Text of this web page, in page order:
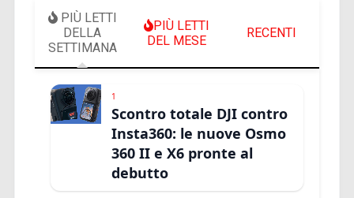
PIÙ LETTI
DELLA
SETTIMANA
PIÙ LETTI
DEL MESE
RECENTI
1
Scontro totale DJI contro
Insta360: le nuove Osmo
360 II e X6 pronte al
debutto